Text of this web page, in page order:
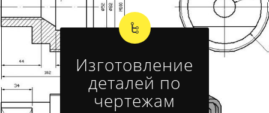
Изготовление
деталей по
чертежам